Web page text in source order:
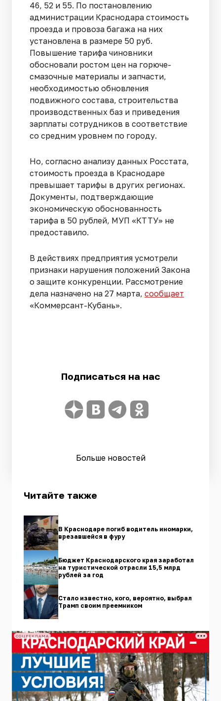
46, 52 и 55. По постановлению
администрации Краснодара стоимость
проезда и провоза багажа на них
установлена в размере 50 руб.
Повышение тарифа чиновники
обосновали ростом цен на горюче-
смазочные материалы и запчасти,
необходимостью обновления
подвижного состава, строительства
производственных баз и приведения
зарплаты сотрудников в соответствие
со средним уровнем по городу.
Но, согласно анализу данных Росстата,
стоимость проезда в Краснодаре
превышает тарифы в других регионах.
Документы, подтверждающие
экономическую обоснованность
тарифа в 50 рублей, МУП «КТТУ» не
предоставило.
В действиях предприятия усмотрели
признаки нарушения положений Закона
о защите конкуренции. Рассмотрение
дела назначено на 27 марта, сообщает
«Коммерсант-Кубань».
Подписаться на нас
Больше новостей
Читайте также
В Краснодаре погиб водитель иномарки,
врезавшейся в фуру
Бюджет Краснодарского края заработал
на туристической отрасли 15,5 млрд
рублей за год
Стало известно, кого, вероятно, выбрал
Трамп своим преемником
СОЦРЕКЛАМА